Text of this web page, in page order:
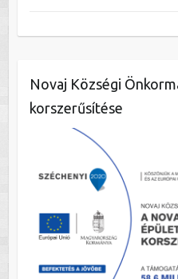
Novaj Községi
korszerűsítése